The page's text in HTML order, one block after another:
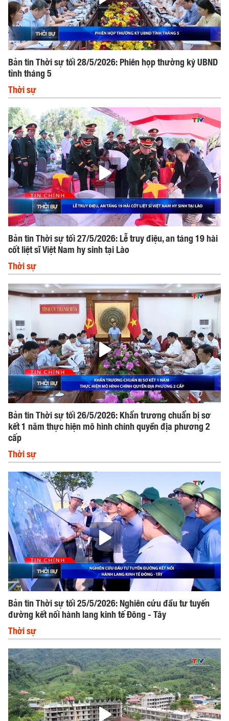
Bản tin Thời sự tối 28/5/2026: Phiên họp thường kỳ UBND
tỉnh tháng 5
Thời sự
Bản tin Thời sự tối 27/5/2026: Lễ truy điệu, an táng 19 hài
cốt liệt sĩ Việt Nam hy sinh tại Lào
Thời sự
Bản tin Thời sự tối 26/5/2026: Khẩn trương chuẩn bị sơ
kết 1 năm thực hiện mô hình chính quyền địa phương 2
cấp
Thời sự
Bản tin Thời sự tối 25/5/2026: Nghiên cứu đầu tư tuyến
đường kết nối hành lang kinh tế Đông - Tây
Thời sự